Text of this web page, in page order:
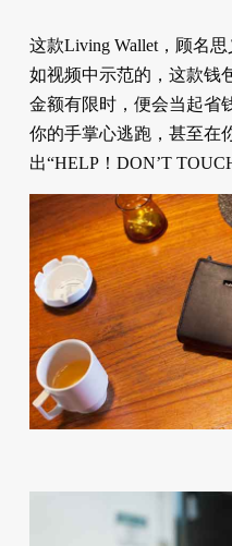
这款Living Wallet，顾名
如视频中示范的，这款钱
金额有限时，便会当起省
你的手掌心逃跑，甚至在
出“HELP！DON’T